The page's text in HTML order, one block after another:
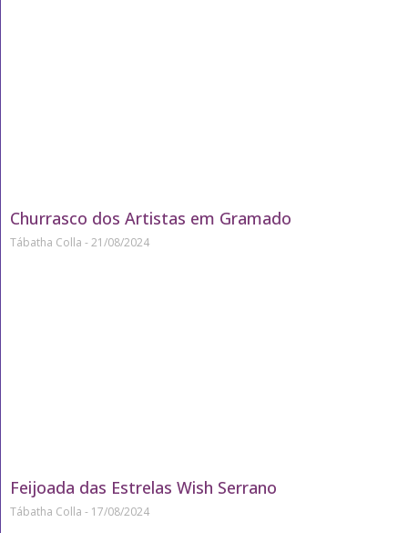
Churrasco dos Artistas em Gramado
Tábatha Colla 21/08/2024
Feijoada das Estrelas Wish Serrano
Tábatha Colla 17/08/2024